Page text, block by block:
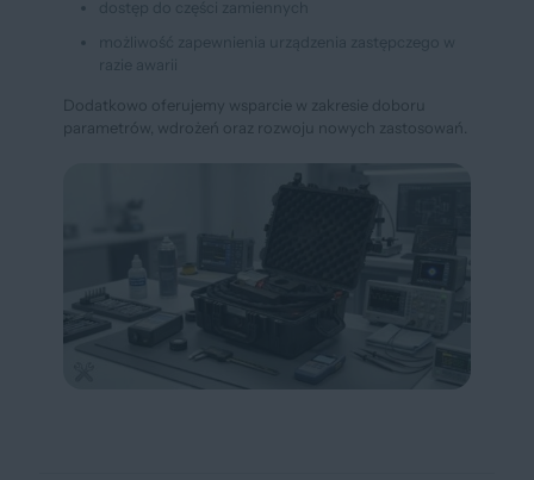
Dodatkowo oferujemy wsparcie w zakresie doboru
parametrów, wdrożeń oraz rozwoju nowych zastosowań.